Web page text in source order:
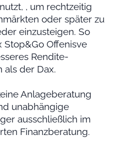
, um rechtzeitig
oder später zu
einzusteigen. So
Stop&Go Offenisve
Rendite-
als der Dax.
Anlageberatung
unabhängige
ausschließlich im
Finanzberatung.